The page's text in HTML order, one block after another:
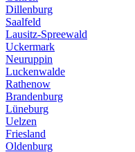
Dillenburg
Saalfeld
Lausitz-Spreewald
Uckermark
Neuruppin
Luckenwalde
Rathenow
Brandenburg
Lüneburg
Uelzen
Friesland
Oldenburg